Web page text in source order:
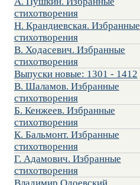
стихотворения
Н. Крандиевская. Избранные
стихотворения
В. Ходасевич. Избранные
стихотворения
Выпуски новые: 1301 - 1412
В. Шаламов. Избранные
стихотворения
Б. Кенжеев. Избранные
стихотворения
К. Бальмонт. Избранные
стихотворения
Г. Адамович. Избранные
стихотворения